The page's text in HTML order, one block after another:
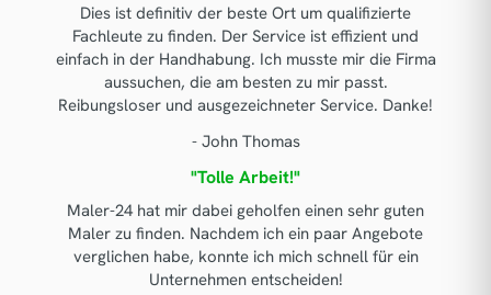
Dies ist definitiv der beste Ort um qualifizierte
Fachleute zu finden. Der Service ist effizient und
einfach in der Handhabung. Ich musste mir die Firma
aussuchen, die am besten zu mir passt.
Reibungsloser und ausgezeichneter Service. Danke!
- John Thomas
"Tolle Arbeit!"
Maler-24 hat mir dabei geholfen einen sehr guten
Maler zu finden. Nachdem ich ein paar Angebote
verglichen habe, konnte ich mich schnell für ein
Unternehmen entscheiden!